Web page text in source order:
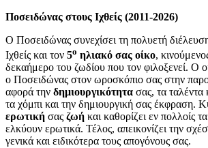
Ποσειδώνας στους Ιχθείς (2011-2026)
Ο Ποσειδώνας συνεχίσει τη πολυετή
Ιχθείς και τον 5ο ηλιακό σας οίκο,
δεκαήμερο του ζωδίου που τον φιλοξενεί. Ο
ο Ποσειδώνας στον ωροσκόπιο σας στην
αφορά την δημιουργικότητα σας, τα ταλέντα
τα χόμπι και την δημιουργική σας έκφραση.
ερωτική σας ζωή και καθορίζει εν πολλοίς
ελκύουν ερωτικά. Τέλος, απεικονίζει την
γενικά και ειδικότερα τους απογόνους σας.